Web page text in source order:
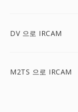
DV 으로 IRCAM
M2TS 으로 IRCAM